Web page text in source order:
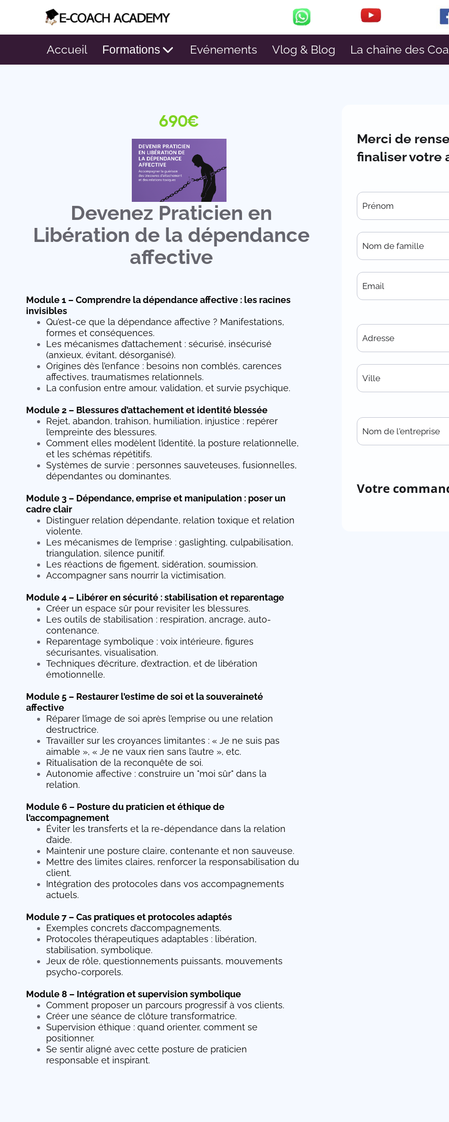
Accueil Formations Evénements Vlog & Blog La chaîne des
690€
Devenez Praticien en
Libération de la dépendance
affective
Module 1 – Comprendre la dépendance affective : les racines
invisibles
Qu’est-ce que la dépendance affective ? Manifestations,
formes et conséquences.
Les mécanismes d’attachement : sécurisé, insécurisé
(anxieux, évitant, désorganisé).
Origines dès l’enfance : besoins non comblés, carences
affectives, traumatismes relationnels.
La confusion entre amour, validation, et survie psychique.
Module 2 – Blessures d’attachement et identité blessée
Rejet, abandon, trahison, humiliation, injustice : repérer
l’empreinte des blessures.
Comment elles modèlent l’identité, la posture relationnelle,
et les schémas répétitifs.
Systèmes de survie : personnes sauveteuses, fusionnelles,
dépendantes ou dominantes.
Module 3 – Dépendance, emprise et manipulation : poser un
cadre clair
Distinguer relation dépendante, relation toxique et relation
violente.
Les mécanismes de l’emprise : gaslighting, culpabilisation,
triangulation, silence punitif.
Les réactions de figement, sidération, soumission.
Accompagner sans nourrir la victimisation.
Module 4 – Libérer en sécurité : stabilisation et reparentage
Créer un espace sûr pour revisiter les blessures.
Les outils de stabilisation : respiration, ancrage, auto-
contenance.
Reparentage symbolique : voix intérieure, figures
sécurisantes, visualisation.
Techniques d’écriture, d’extraction, et de libération
émotionnelle.
Module 5 – Restaurer l’estime de soi et la souveraineté
affective
Réparer l’image de soi après l’emprise ou une relation
destructrice.
Travailler sur les croyances limitantes : « Je ne suis pas
aimable », « Je ne vaux rien sans l’autre », etc.
Ritualisation de la reconquête de soi.
Autonomie affective : construire un "moi sûr" dans la
relation.
Module 6 – Posture du praticien et éthique de
l’accompagnement
Éviter les transferts et la re-dépendance dans la relation
d’aide.
Maintenir une posture claire, contenante et non sauveuse.
Mettre des limites claires, renforcer la responsabilisation du
client.
Intégration des protocoles dans vos accompagnements
actuels.
Module 7 – Cas pratiques et protocoles adaptés
Exemples concrets d’accompagnements.
Protocoles thérapeutiques adaptables : libération,
stabilisation, symbolique.
Jeux de rôle, questionnements puissants, mouvements
psycho-corporels.
Module 8 – Intégration et supervision symbolique
Comment proposer un parcours progressif à vos clients.
Créer une séance de clôture transformatrice.
Supervision éthique : quand orienter, comment se
positionner.
Se sentir aligné avec cette posture de praticien
responsable et inspirant.
Merci de
finaliser votre
Votre